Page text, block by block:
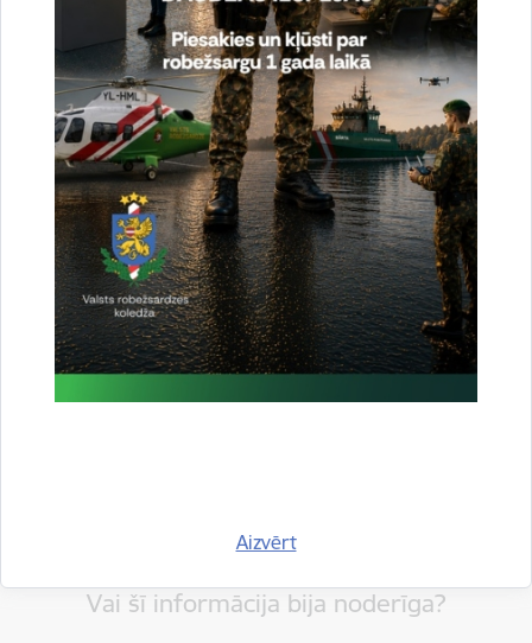
Aizvērt
Statistika
Drukāt lapu
Dalīties
Vai šī informācija bija noderīga?